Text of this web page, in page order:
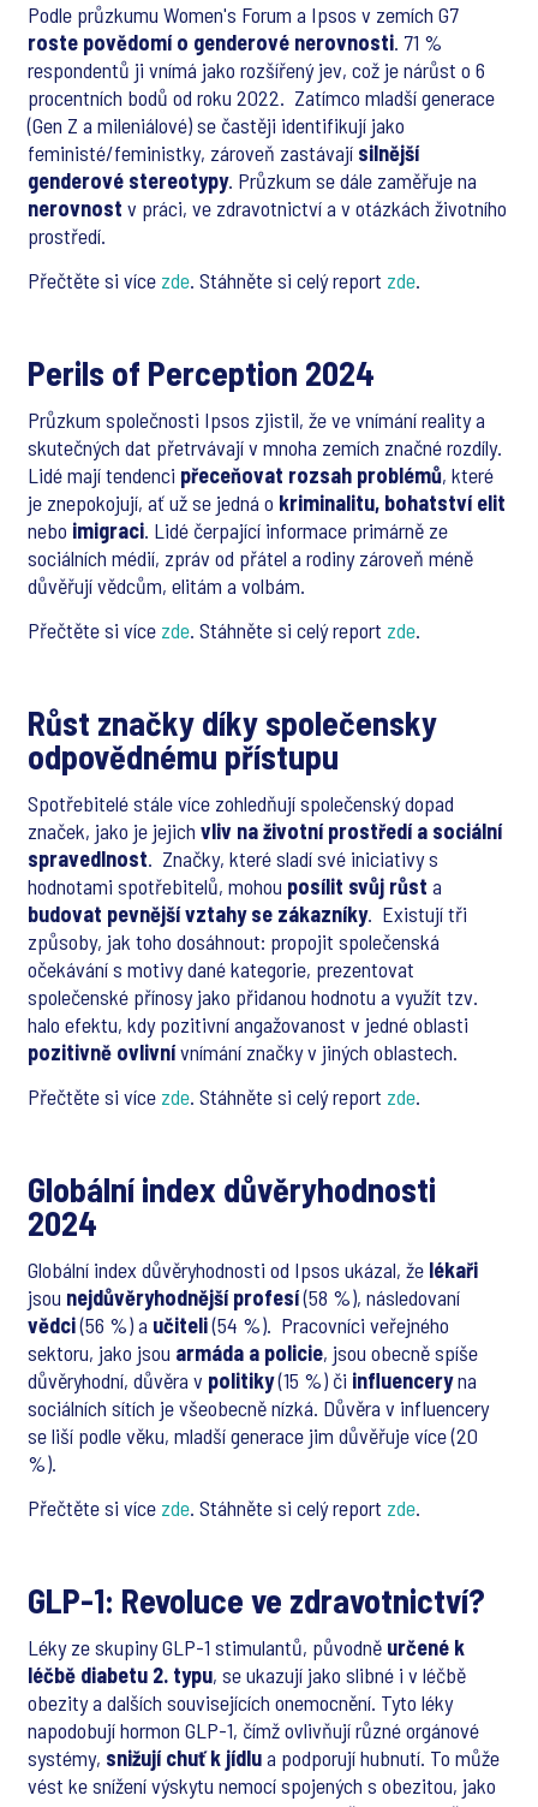
Podle průzkumu Women's Forum a Ipsos v zemích G7
roste povědomí o genderové nerovnosti. 71 %
respondentů ji vnímá jako rozšířený jev, což je nárůst o 6
procentních bodů od roku 2022. Zatímco mladší generace
(Gen Z a mileniálové) se častěji identifikují jako
feministé/feministky, zároveň zastávají silnější
genderové stereotypy. Průzkum se dále zaměřuje na
nerovnost v práci, ve zdravotnictví a v otázkách životního
prostředí.
Přečtěte si více zde. Stáhněte si celý report zde.
Perils of Perception 2024
Průzkum společnosti Ipsos zjistil, že ve vnímání reality a
skutečných dat přetrvávají v mnoha zemích značné rozdíly.
Lidé mají tendenci přeceňovat rozsah problémů, které
je znepokojují, ať už se jedná o kriminalitu, bohatství elit
nebo imigraci. Lidé čerpající informace primárně ze
sociálních médií, zpráv od přátel a rodiny zároveň méně
důvěřují vědcům, elitám a volbám.
Přečtěte si více zde. Stáhněte si celý report zde.
Růst značky díky společensky
odpovědnému přístupu
Spotřebitelé stále více zohledňují společenský dopad
značek, jako je jejich vliv na životní prostředí a sociální
spravedlnost. Značky, které sladí své iniciativy s
hodnotami spotřebitelů, mohou posílit svůj růst a
budovat pevnější vztahy se zákazníky. Existují tři
způsoby, jak toho dosáhnout: propojit společenská
očekávání s motivy dané kategorie, prezentovat
společenské přínosy jako přidanou hodnotu a využít tzv.
halo efektu, kdy pozitivní angažovanost v jedné oblasti
pozitivně ovlivnívnímání značky v jiných oblastech.
Přečtěte si více zde. Stáhněte si celý report zde.
Globální index důvěryhodnosti
2024
Globální index důvěryhodnosti od Ipsos ukázal, že lékaři
jsou nejdůvěryhodnější profesí(58 %), následovaní
vědci(56 %) a učiteli(54 %). Pracovníci veřejného
sektoru, jako jsou armáda a policie, jsou obecně spíše
důvěryhodní, důvěra v politiky(15 %) či influenceryna
sociálních sítích je všeobecně nízká. Důvěra v influencery
se liší podle věku, mladší generace jim důvěřuje více (20
%).
Přečtěte si více zde. Stáhněte si celý report zde.
GLP-1: Revoluce ve zdravotnictví?
Léky ze skupiny GLP-1 stimulantů, původně určené k
léčbě diabetu 2. typu, se ukazují jako slibné i v léčbě
obezity a dalších souvisejících onemocnění. Tyto léky
napodobují hormon GLP-1, čímž ovlivňují různé orgánové
systémy, snižují chuť k jídlua podporují hubnutí. To může
vést ke snížení výskytu nemocí spojených s obezitou, jako